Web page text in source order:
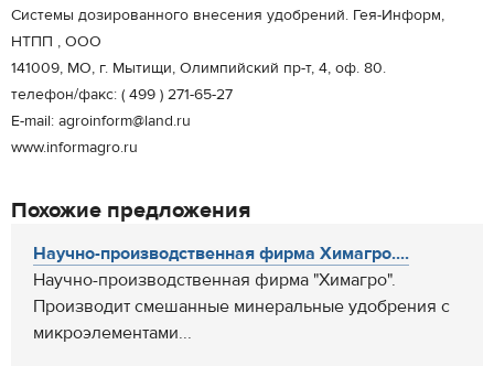
Системы дозированного внесения удобрений. Гея-Информ,
НТПП , ООО
141009, МО, г. Мытищи, Олимпийский пр-т, 4, оф. 80.
телефон/факс: ( 499 ) 271-65-27
Е-mail: agroinform@land.ru
www.informagro.ru
Похожие предложения
Научно-производственная фирма Химагро....
Научно-производственная фирма "Химагро".
Производит смешанные минеральные удобрения c
микроэлементами...